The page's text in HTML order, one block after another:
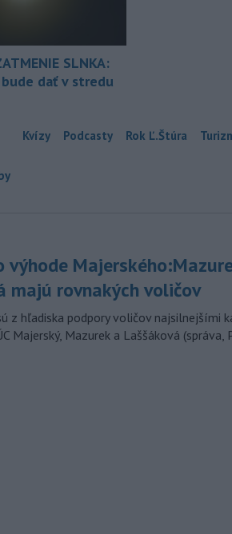
SLNKA:
dať v stredu
Kvízy Podcasty Rok Ľ.Štúra
výhode
majú rovnakých voličov
z hľadiska podpory voličov najsilnejšími
Majerský, Mazurek a Laššáková (správa,